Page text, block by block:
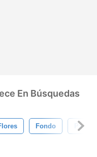
En Búsquedas
Fondo Papel